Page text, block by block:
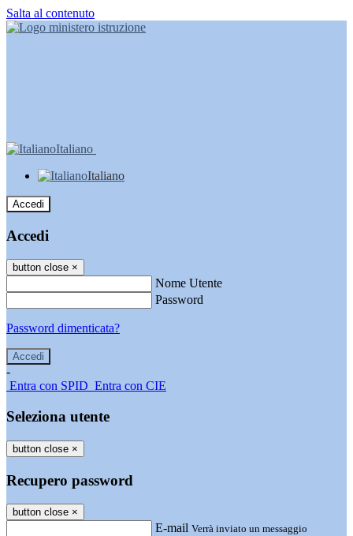
Salta al contenuto
Italiano
Italiano
Accedi
Accedi
button close ×
Nome Utente
Password
Password dimenticata?
-
Entra con SPID Entra con CIE
Seleziona utente
button close ×
Recupero password
button close ×
E-mail Verrà inviato un messaggio